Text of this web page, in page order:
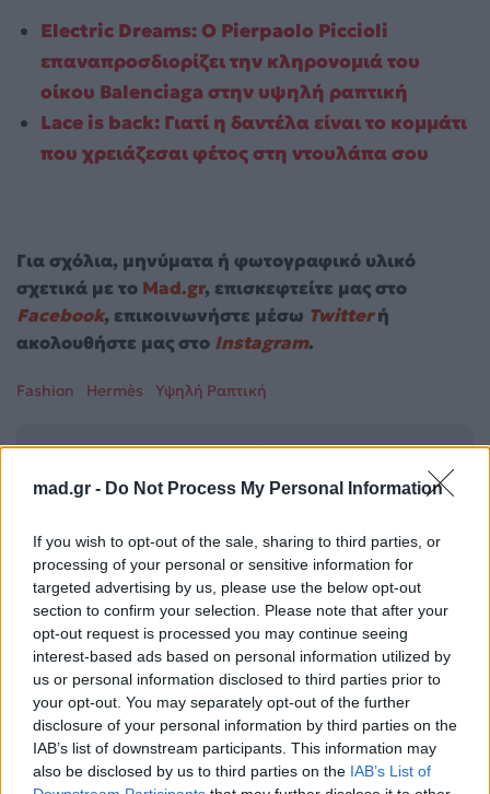
mad.gr - Do Not Process My Personal Information
If you wish to opt-out of the sale, sharing to third parties, or
processing of your personal or sensitive information for
targeted advertising by us, please use the below opt-out
section to confirm your selection. Please note that after your
opt-out request is processed you may continue seeing
interest-based ads based on personal information utilized by
us or personal information disclosed to third parties prior to
your opt-out. You may separately opt-out of the further
disclosure of your personal information by third parties on the
IAB’s list of downstream participants. This information may
also be disclosed by us to third parties on the IAB’s List of
Electric Dreams: Ο Pierpaolo Piccioli
επαναπροσδιορίζει την κληρονομιά του
οίκου Balenciaga στην υψηλή ραπτική
Lace is back: Γιατί η δαντέλα είναι το κομμάτι
που χρειάζεσαι φέτος στη ντουλάπα σου
Για σχόλια, μηνύματα ή φωτογραφικό υλικό
σχετικά με το Mad.gr, επισκεφτείτε μας στο
Facebook, επικοινωνήστε μέσω Twitterή
ακολουθήστε μας στο Instagram.
Fashion Hermès Υψηλή Ραπτική
Ακολουθήστε το
News
Ακολουθήστε το
Mad.gr στο MSN
Μοιράσου αυτό το άρθρο